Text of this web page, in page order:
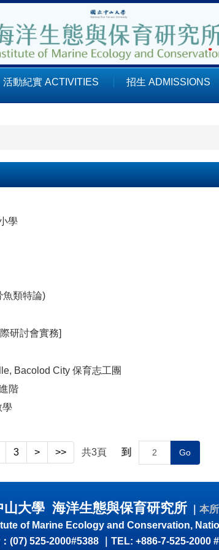
活動紀實 ACTIVITIES 招生 ADMISSIONS
學
魚類特論)
研討會實務]
Bacolod City 保育志工團
階
學
3 > >> 共3頁 到 Go
山大學 海洋生態與保育研究所
本
of Marine Ecology and Conservation,
(07) 525-2000#5388
TEL: +886-7-525-2000